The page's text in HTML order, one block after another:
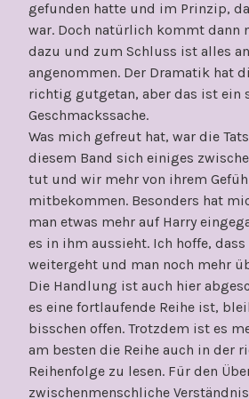
gefunden hatte und im Prinzip,
war. Doch natürlich kommt dann
dazu und zum Schluss ist alles
angenommen. Der Dramatik hat
richtig gutgetan, aber das ist ein
Geschmackssache.
Was mich gefreut hat, war die
diesem Band sich einiges
tut und wir mehr von ihrem
mitbekommen. Besonders hat
man etwas mehr auf Harry
es in ihm aussieht. Ich hoffe,
weitergeht und man noch mehr
Die Handlung ist auch hier
es eine fortlaufende Reihe ist,
bisschen offen. Trotzdem ist es
am besten die Reihe auch in der
Reihenfolge zu lesen. Für den
zwischenmenschliche